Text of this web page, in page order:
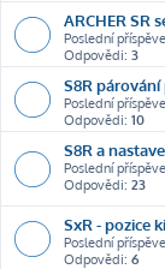
ARCHER SR
Poslední
Odpovědi: 3
S8R
Poslední
Odpovědi: 10
S8R a
Poslední
Odpovědi: 23
SxR - pozice
Poslední
Odpovědi: 6